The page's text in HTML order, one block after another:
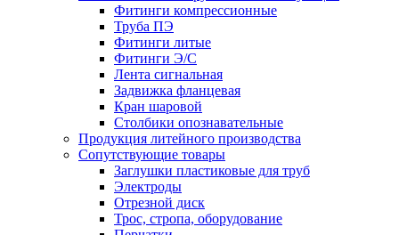
Фитинги компрессионные
Труба ПЭ
Фитинги литые
Фитинги Э/С
Лента сигнальная
Задвижка фланцевая
Кран шаровой
Столбики опознавательные
Продукция литейного производства
Сопутствующие товары
Заглушки пластиковые для труб
Электроды
Отрезной диск
Трос, стропа, оборудование